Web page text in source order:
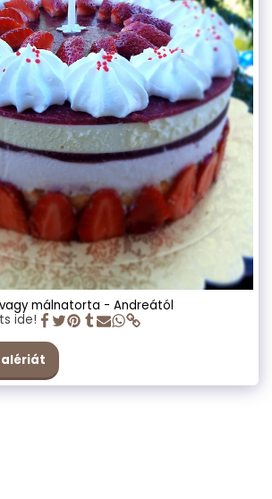
málnatorta - Andreától
ide!